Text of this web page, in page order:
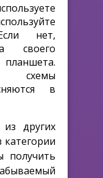
нет,
своего
схемы
в
других
категории
получить